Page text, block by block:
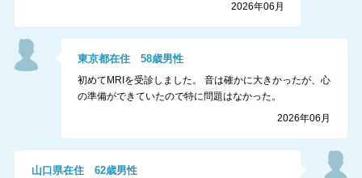
2026年06月
東京都在住58歳男性
初めてMRIを受診しました。 音は確かに大きかったが、心
の準備ができていたので特に問題はなかった。
2026年06月
山口県在住 62歳男性